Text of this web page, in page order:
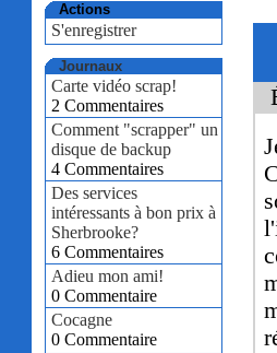
Actions
S'enregistrer
Journaux
Carte vidéo scrap!
2 Commentaires
Comment "scrapper" un
disque de backup
4 Commentaires
Des services
intéressants à bon prix à
Sherbrooke?
6 Commentaires
Adieu mon ami!
0 Commentaire
Cocagne
0 Commentaire